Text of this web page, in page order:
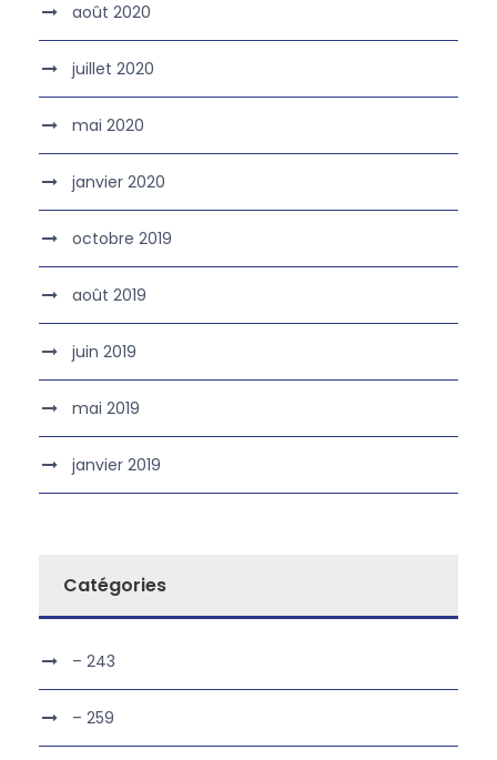
août 2020
juillet 2020
mai 2020
janvier 2020
octobre 2019
août 2019
juin 2019
mai 2019
janvier 2019
Catégories
– 243
– 259